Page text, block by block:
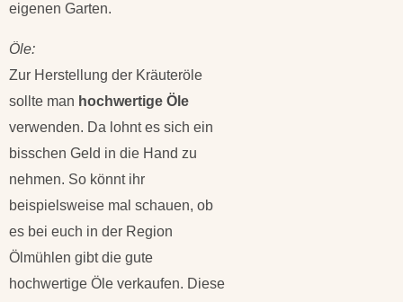
eigenen Garten.
Öle:
Zur Herstellung der Kräuteröle
sollte man hochwertige Öle
verwenden. Da lohnt es sich ein
bisschen Geld in die Hand zu
nehmen. So könnt ihr
beispielsweise mal schauen, ob
es bei euch in der Region
Ölmühlen gibt die gute
hochwertige Öle verkaufen. Diese